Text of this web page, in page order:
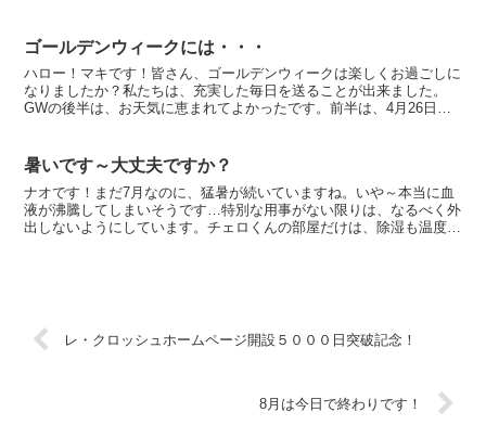
ゴールデンウィークには・・・
ハロー！マキです！皆さん、ゴールデンウィークは楽しくお過ごしに
なりましたか？私たちは、充実した毎日を送ることが出来ました。
GWの後半は、お天気に恵まれてよかったです。前半は、4月26日に
暑いです～大丈夫ですか？
ナオです！まだ7月なのに、猛暑が続いていますね。いや～本当に血
液が沸騰してしまいそうです…特別な用事がない限りは、なるべく外
出しないようにしています。チェロくんの部屋だけは、除湿も温度も
レ・クロッシュホームページ開設５０００日突破記念！
8月は今日で終わりです！